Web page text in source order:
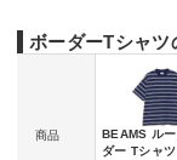
ボーダーTシャツ
商品
BEAMS ル
ダー Tシャ